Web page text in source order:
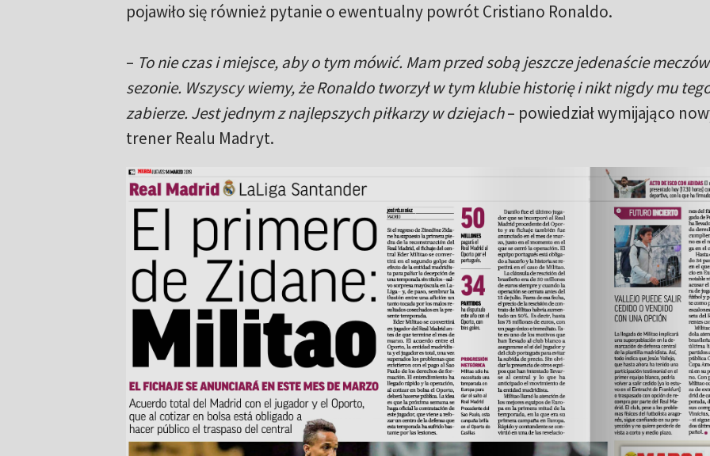
pojawiło się również pytanie o ewentualny powrót Cristiano Ronaldo.
– To nie czas i miejsce, aby o tym mówić. Mam przed sobą jeszcze jedenaście
sezonie. Wszyscy wiemy, że Ronaldo tworzył w tym klubie historię i nikt nigdy mu
zabierze. Jest jednym z najlepszych piłkarzy w dziejach– powiedział wymijająco
trener Realu Madryt.